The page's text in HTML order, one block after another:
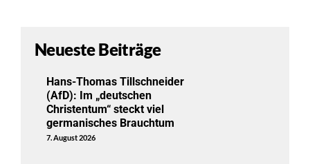
Neueste Beiträge
Hans-Thomas Tillschneider
(AfD): Im „deutschen
Christentum“ steckt viel
germanisches Brauchtum
7. August 2026